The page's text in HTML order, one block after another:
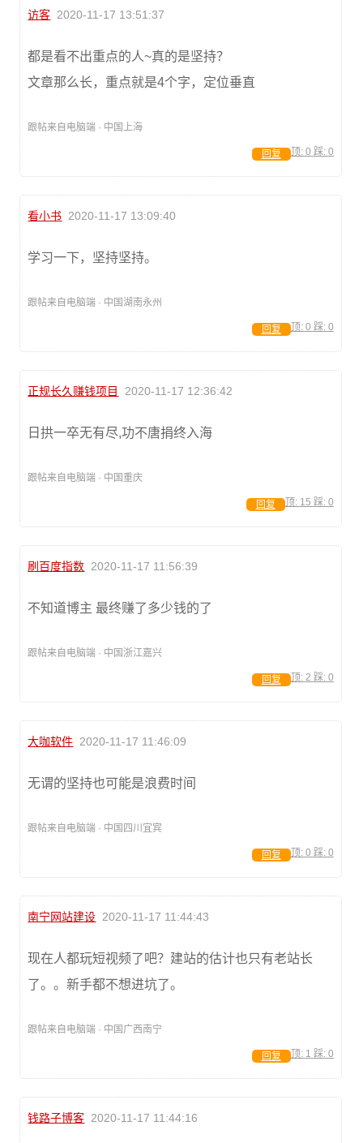
访客 2020-11-17 13:51:37
都是看不出重点的人~真的是坚持？
文章那么长，重点就是4个字，定位垂直
跟帖来自电脑端 · 中国上海
顶: 0 踩: 0
回复
看小书 2020-11-17 13:09:40
学习一下，坚持坚持。
跟帖来自电脑端 · 中国湖南永州
顶: 0 踩: 0
回复
正规长久赚钱项目 2020-11-17 12:36:42
日拱一卒无有尽,功不唐捐终入海
跟帖来自电脑端 · 中国重庆
顶: 15 踩: 0
回复
刷百度指数 2020-11-17 11:56:39
不知道博主 最终赚了多少钱的了
跟帖来自电脑端 · 中国浙江嘉兴
顶: 2 踩: 0
回复
大咖软件 2020-11-17 11:46:09
无谓的坚持也可能是浪费时间
跟帖来自电脑端 · 中国四川宜宾
顶: 0 踩: 0
回复
南宁网站建设 2020-11-17 11:44:43
现在人都玩短视频了吧？建站的估计也只有老站长
了。。新手都不想进坑了。
跟帖来自电脑端 · 中国广西南宁
顶: 1 踩: 0
回复
钱路子博客 2020-11-17 11:44:16